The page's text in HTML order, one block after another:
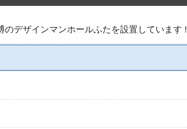
のデザインマンホールふたを設置しています !